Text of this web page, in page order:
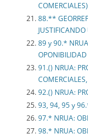
COMERCIALES)
88.**
89 y 90.*
91.() NRUA:
92.() NRUA:
93, 94, 95 y
97.* NRUA:
98.* NRUA: